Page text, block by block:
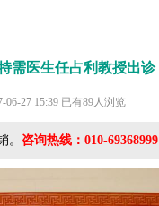
需医生任占利教授出诊
06-27 15:39 已有89人浏览
。 咨询热线：010-69368999